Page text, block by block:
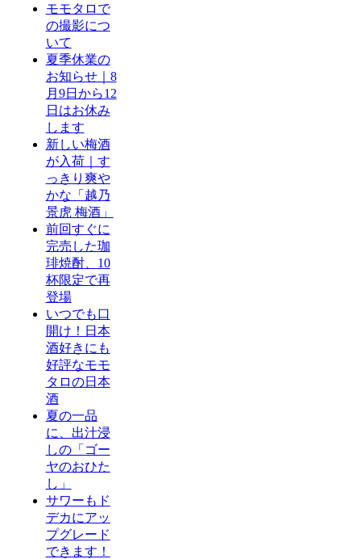
モモタロで
の撮影につ
いて
夏季休業の
お知らせ｜8
月9日から12
日はお休み
します
新しい梅酒
が入荷｜す
っきり爽や
かな「越乃
景虎 梅酒」
前回すぐに
完売した珈
琲焼酎、10
杯限定で再
登場
いつでも口
開け！日本
酒好きにも
好評なモモ
タロの日本
酒
夏の一品
に、出汁浸
しの「ゴー
ヤのおひた
し」
サワーもド
デカにアッ
プグレード
できます！